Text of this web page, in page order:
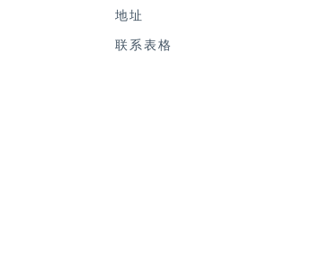
地址
联系表格